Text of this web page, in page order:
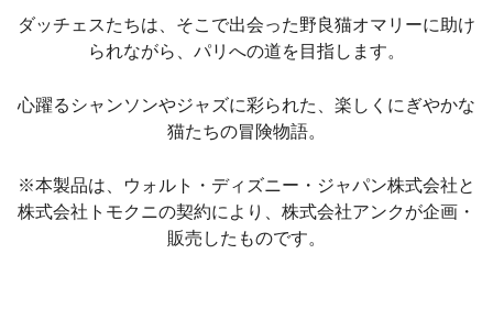
ダッチェスたちは、そこで出会った野良猫オマリーに助け
られながら、パリへの道を目指します。
心躍るシャンソンやジャズに彩られた、楽しくにぎやかな
猫たちの冒険物語。
※本製品は、ウォルト・ディズニー・ジャパン株式会社と
株式会社トモクニの契約により、株式会社アンクが企画・
販売したものです。